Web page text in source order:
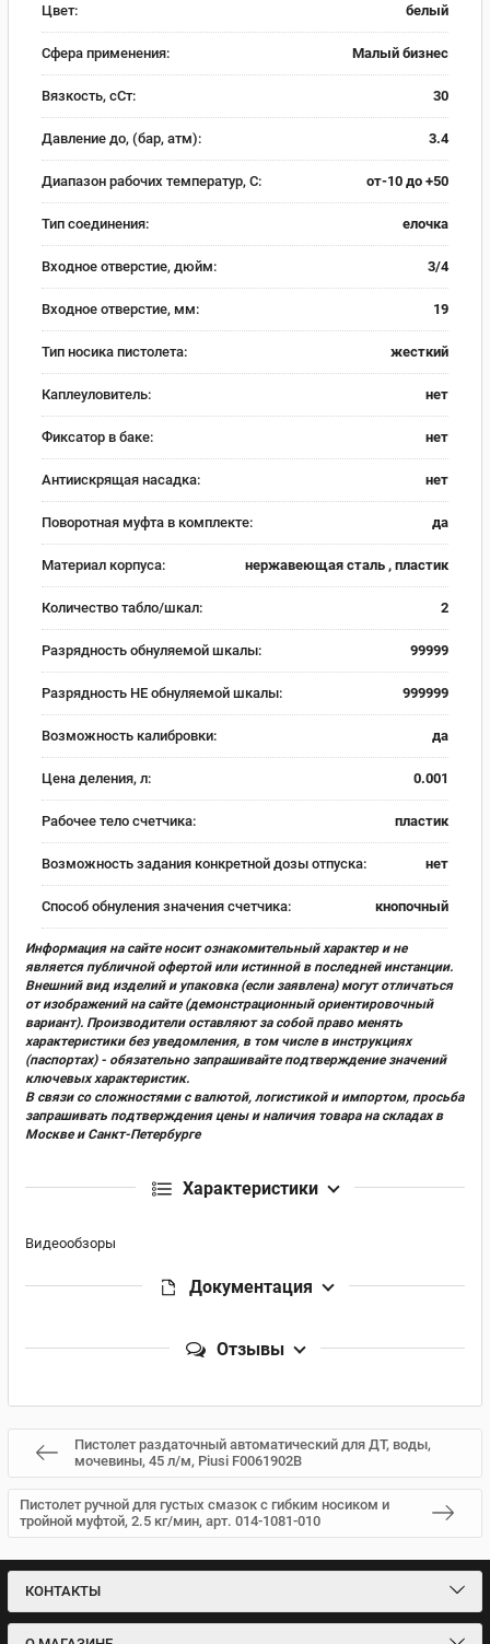
Цвет: белый
Сфера применения: Малый бизнес
Вязкость, сСт: 30
Давление до, (бар, атм): 3.4
Диапазон рабочих температур, С: от-10 до +50
Тип соединения: елочка
Входное отверстие, дюйм: 3/4
Входное отверстие, мм: 19
Тип носика пистолета: жесткий
Каплеуловитель: нет
Фиксатор в баке: нет
Антиискрящая насадка: нет
Поворотная муфта в комплекте: да
Материал корпуса: нержавеющая сталь , пластик
Количество табло/шкал: 2
Разрядность обнуляемой шкалы: 99999
Разрядность НЕ обнуляемой шкалы: 999999
Возможность калибровки: да
Цена деления, л: 0.001
Рабочее тело счетчика: пластик
Возможность задания конкретной дозы отпуска: нет
Способ обнуления значения счетчика: кнопочный
Информация на сайте носит ознакомительный характер и не
является публичной офертой или истинной в последней инстанции.
Внешний вид изделий и упаковка (если заявлена) могут отличаться
от изображений на сайте (демонстрационный ориентировочный
вариант). Производители оставляют за собой право менять
характеристики без уведомления, в том числе в инструкциях
(паспортах) - обязательно запрашивайте подтверждение значений
ключевых характеристик.
В связи со сложностями с валютой, логистикой и импортом, просьба
запрашивать подтверждения цены и наличия товара на складах в
Москве и Санкт-Петербурге
Характеристики
Видеообзоры
Документация
Отзывы
Пистолет раздаточный автоматический для ДТ, воды,
мочевины, 45 л/м, Piusi F0061902B
Пистолет ручной для густых смазок с гибким носиком и
тройной муфтой, 2.5 кг/мин, арт. 014-1081-010
КОНТАКТЫ